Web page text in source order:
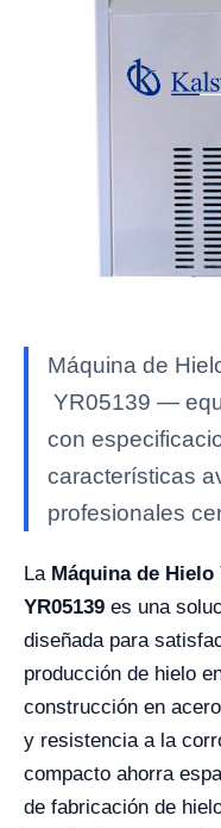
Máquina de
YR05139 —
con
características
profesionales
La Máquina de Hielo
YR05139 es una
diseñada para
producción de hielo
construcción en
y resistencia a la
compacto ahorra
de fabricación de